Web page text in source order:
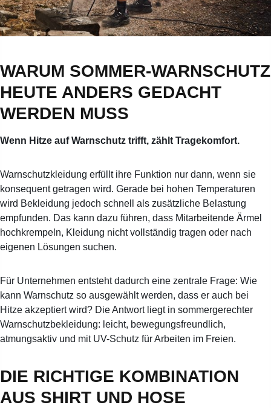
WARUM SOMMER-WARNSCHUTZ
HEUTE ANDERS GEDACHT
WERDEN MUSS
Wenn Hitze auf Warnschutz trifft, zählt Tragekomfort.
Warnschutzkleidung erfüllt ihre Funktion nur dann, wenn sie
konsequent getragen wird. Gerade bei hohen Temperaturen
wird Bekleidung jedoch schnell als zusätzliche Belastung
empfunden. Das kann dazu führen, dass Mitarbeitende Ärmel
hochkrempeln, Kleidung nicht vollständig tragen oder nach
eigenen Lösungen suchen.
Für Unternehmen entsteht dadurch eine zentrale Frage: Wie
kann Warnschutz so ausgewählt werden, dass er auch bei
Hitze akzeptiert wird? Die Antwort liegt in sommergerechter
Warnschutzbekleidung: leicht, bewegungsfreundlich,
atmungsaktiv und mit UV-Schutz für Arbeiten im Freien.
DIE RICHTIGE KOMBINATION
AUS SHIRT UND HOSE